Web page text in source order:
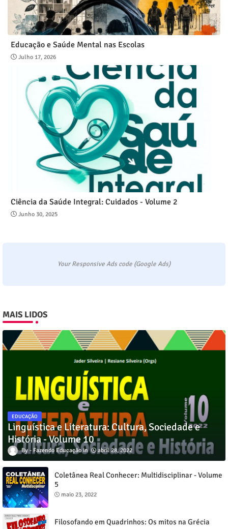
Educação e Saúde Mental nas Escolas
Julho 17, 2026
Ciência da Saúde Integral: Cuidados - Volume 2
Junho 30, 2025
Your Responsive Ads code (Google Ads)
MAIS LIDOS
EDUCAÇÃO
Linguística e Literatura: Cultura, Sociedade e
História - Volume 10
Fazendo Educação abril 28, 2022
Coletânea Real Conhecer: Multidisciplinar - Volume
5
maio 23, 2022
Filosofando em Quadrinhos: Os mitos na Grécia